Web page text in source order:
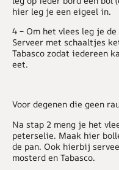
hier leg je een eigeel in.
4 – Om het vlees leg je
Serveer met schaaltjes
Tabasco zodat iedereen
eet.
Voor degenen die geen
Na stap 2 meng je het
peterselie. Maak hier
de pan. Ook hierbij
mosterd en Tabasco.